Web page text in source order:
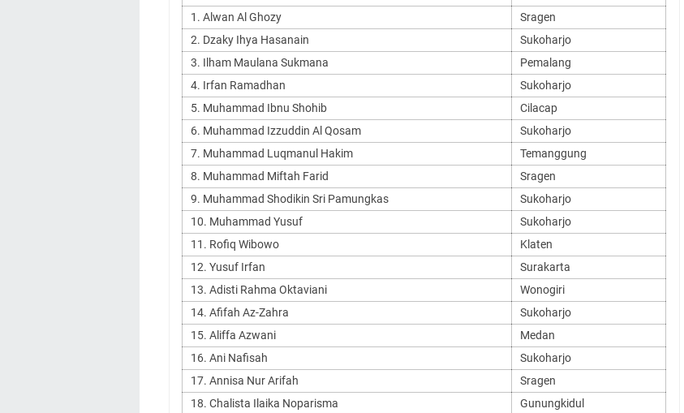
1. Alwan Al Ghozy
Sragen
2. Dzaky Ihya Hasanain
Sukoharjo
3. Ilham Maulana Sukmana
Pemalang
4. Irfan Ramadhan
Sukoharjo
5. Muhammad Ibnu Shohib
Cilacap
6. Muhammad Izzuddin Al Qosam
Sukoharjo
7. Muhammad Luqmanul Hakim
Temanggung
8. Muhammad Miftah Farid
Sragen
9. Muhammad Shodikin Sri Pamungkas
Sukoharjo
10. Muhammad Yusuf
Sukoharjo
11. Rofiq Wibowo
Klaten
12. Yusuf Irfan
Surakarta
13. Adisti Rahma Oktaviani
Wonogiri
14. Afifah Az-Zahra
Sukoharjo
15. Aliffa Azwani
Medan
16. Ani Nafisah
Sukoharjo
17. Annisa Nur Arifah
Sragen
18. Chalista Ilaika Noparisma
Gunungkidul